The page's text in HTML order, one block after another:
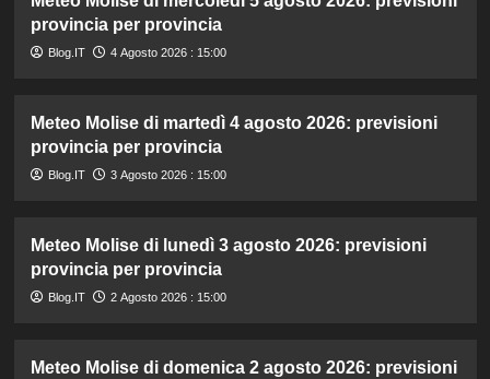
provincia per provincia
Blog.IT 4 Agosto 2026 : 15:00
Meteo Molise di martedì 4 agosto 2026: previsioni
provincia per provincia
Blog.IT 3 Agosto 2026 : 15:00
Meteo Molise di lunedì 3 agosto 2026: previsioni
provincia per provincia
Blog.IT 2 Agosto 2026 : 15:00
Meteo Molise di domenica 2 agosto 2026: previsioni